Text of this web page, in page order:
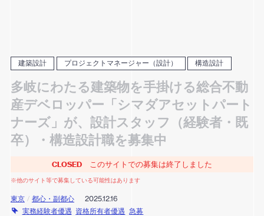
建築設計 プロジェクトマネージャー（設計） 構造設計
多岐にわたる建築物を手掛ける総合不動
産デベロッパー「シマダアセットパート
ナーズ」が、設計スタッフ（経験者・既
卒）・構造設計職を募集中
CLOSED このサイトでの募集は終了しました
※他のサイト等で募集している可能性はあります
東京 / 都心・副都心
2025.12.16
実務経験者優遇 資格所有者優遇 急募